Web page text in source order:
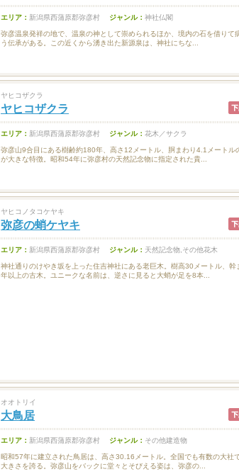
エリア： 新潟県西蒲原郡弥彦村 ジャンル： 神社仏閣
弥彦温泉発祥の地で、温泉の神として崇められるほか、境内の石を借りて
う伝承がある。この近くから湧き出た新源泉は、神社にちな...
ヤヒコザクラ
ヤヒコザクラ
エリア： 新潟県西蒲原郡弥彦村 ジャンル： 花木／サクラ
弥彦山9合目にある樹齢約180年、高さ12メートル、胴まわり4.1メートル
が大きな特徴。昭和54年に弥彦村の天然記念物に指定された貴...
ヤヒコノタコケヤキ
弥彦の蛸ケヤキ
エリア： 新潟県西蒲原郡弥彦村 ジャンル： 天然記念物,その他花木
神社通りのけやき坂を上った住吉神社にある老巨木。樹高30メートル、
年以上の古木。ユニークな名前は、逆さに見ると大蛸が足を8本...
オオトリイ
大鳥居
エリア： 新潟県西蒲原郡弥彦村 ジャンル： その他建造物
昭和57年に建立された鳥居は、高さ30.16メートル。全国でも有数の大社
大きさを誇る。弥彦山をバックに堂々とそびえる姿は、弥彦の...